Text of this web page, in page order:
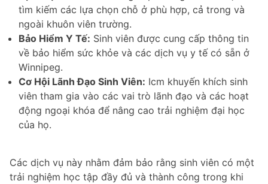
tìm kiếm các lựa chọn chỗ ở phù hợp, cả trong và
ngoài khuôn viên trường.
Bảo Hiểm Y Tế: Sinh viên được cung cấp thông tin
về bảo hiểm sức khỏe và các dịch vụ y tế có sẵn ở
Winnipeg.
Cơ Hội Lãnh Đạo Sinh Viên: Icm khuyến khích sinh
viên tham gia vào các vai trò lãnh đạo và các hoạt
động ngoại khóa để nâng cao trải nghiệm đại học
của họ.
Các dịch vụ này nhằm đảm bảo rằng sinh viên có một
trải nghiệm học tập đầy đủ và thành công trong khi